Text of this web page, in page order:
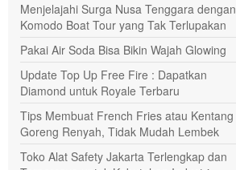
Menjelajahi Surga Nusa Tenggara dengan
Komodo Boat Tour yang Tak Terlupakan
Pakai Air Soda Bisa Bikin Wajah Glowing
Update Top Up Free Fire : Dapatkan
Diamond untuk Royale Terbaru
Tips Membuat French Fries atau Kentang
Goreng Renyah, Tidak Mudah Lembek
Toko Alat Safety Jakarta Terlengkap dan